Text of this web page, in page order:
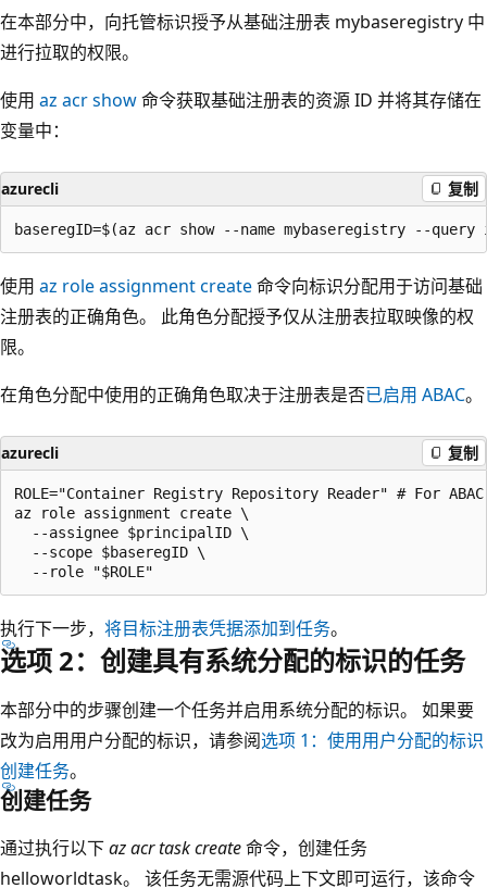
在本部分中，向托管标识授予从基础注册表 mybaseregistry 中
进行拉取的权限。
使用 az acr show命令获取基础注册表的资源 ID 并将其存储在
变量中：
azurecli 复制
使用 az role assignment create命令向标识分配用于访问基础
注册表的正确角色。 此角色分配授予仅从注册表拉取映像的权
限。
在角色分配中使用的正确角色取决于注册表是否已启用 ABAC。
azurecli 复制
ROLE="Container Registry Repository Reader" # For
az role assignment create \
  --assignee $principalID \
  --scope $baseregID \
执行下一步， 将目标注册表凭据添加到任务。
选项 2：创建具有系统分配的标识的任务
本部分中的步骤创建一个任务并启用系统分配的标识。 如果要
改为启用用户分配的标识，请参阅选项 1：使用用户分配的标识
创建任务。
创建任务
通过执行以下az acr task create命令，创建任务
helloworldtask。 该任务无需源代码上下文即可运行，该命令